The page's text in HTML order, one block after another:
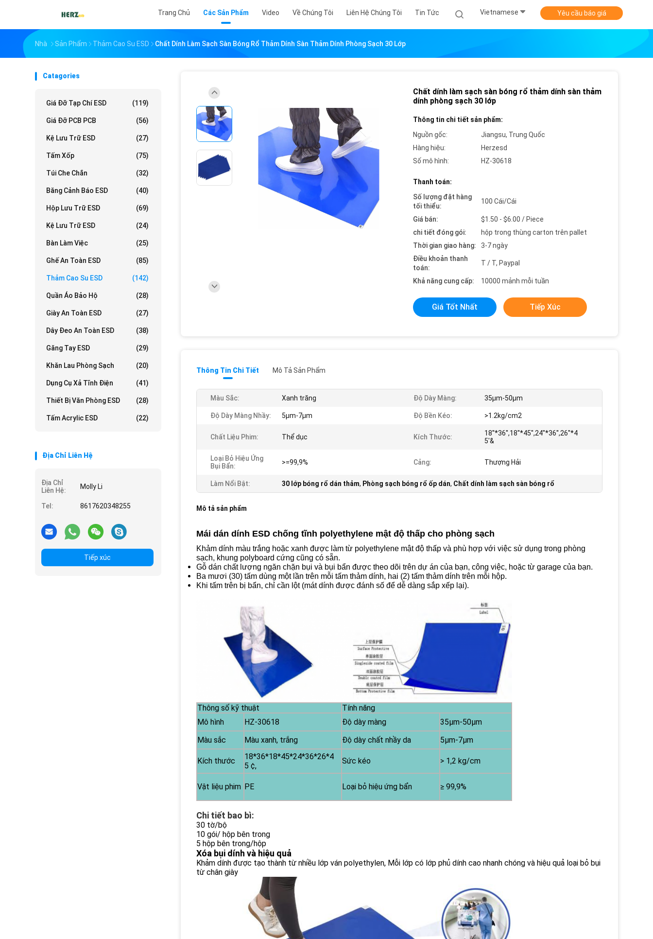
Trang Chủ Các Sản Phẩm Video Về Chúng Tôi Liên Hệ Chúng Tôi Tin Tức Vietnamese Yêu cầu báo giá
Nhà Sản Phẩm Thảm Cao Su ESD Chất Dính Làm Sạch Sàn Bóng Rổ Thảm Dính Sàn Thảm Dính Phòng Sạch 30 Lớp
Catagories
Giá Đỡ Tạp Chí ESD (119)
Giá Đỡ PCB PCB (56)
Kệ Lưu Trữ ESD (27)
Tấm Xốp (75)
Túi Che Chắn (32)
Băng Cảnh Báo ESD (40)
Hộp Lưu Trữ ESD (69)
Kệ Lưu Trữ ESD (24)
Bàn Làm Việc (25)
Ghế An Toàn ESD (85)
Thảm Cao Su ESD (142)
Quần Áo Bảo Hộ (28)
Giày An Toàn ESD (27)
Dây Đeo An Toàn ESD (38)
Găng Tay ESD (29)
Khăn Lau Phòng Sạch (20)
Dụng Cụ Xả Tĩnh Điện (41)
Thiết Bị Văn Phòng ESD (28)
Tấm Acrylic ESD (22)
Địa Chỉ Liên Hệ
Địa Chỉ
Liên Hệ:
Molly Li
Tel: 8617620348255
Tiếp xúc
Chất dính làm sạch sàn bóng rổ thảm dính sàn thảm
dính phòng sạch 30 lớp
Thông tin chi tiết sản phẩm:
Nguồn gốc:
Jiangsu, Trung Quốc
Hàng hiệu:
Herzesd
Số mô hình:
HZ-30618
Thanh toán:
Số lượng đặt hàng
tối thiểu:
100 Cái/Cái
Giá bán:
$1.50 - $6.00 / Piece
chi tiết đóng gói:
hộp trong thùng carton trên pallet
Thời gian giao hàng:
3-7 ngày
Điều khoản thanh
toán:
T / T, Paypal
Khả năng cung cấp: 10000 mảnh mỗi tuần
Giá Tốt Nhất Tiếp Xúc
Thông Tin Chi Tiết Mô Tả Sản Phẩm
Màu Sắc: Xanh trăng Độ Dày Màng: 35μm-50μm
Độ Dày Màng Nhầy: 5μm-7μm Độ Bền Kéo: >1.2kg/cm2
Chất Liệu Phim: Thể dục Kích Thước:
18''*36'',18''*45'',24''*36'',26''*4
5'&
Loại Bỏ Hiệu Ứng
Bụi Bẩn:
>=99,9% Cảng: Thượng Hải
Làm Nổi Bật: 30 lớp bóng rổ dán thảm, Phòng sạch bóng rổ ốp dán, Chất dính làm sạch sàn bóng rổ
Mô tả sản phẩm
Mái dán dính ESD chống tĩnh polyethylene mật độ thấp cho phòng sạch
Khảm dính màu trắng hoặc xanh được làm từ polyethylene mật độ thấp và phù hợp với việc sử dụng trong phòng
sạch, khung polyboard cứng cũng có sẵn.
Gỗ dán chất lượng ngăn chặn bụi và bụi bẩn được theo dõi trên dự án của bạn, công việc, hoặc từ garage của bạn.
Ba mươi (30) tấm dùng một lần trên mỗi tấm thảm dính, hai (2) tấm thảm dính trên mỗi hộp.
Khi tấm trên bị bẩn, chỉ cần lột (mát dính được đánh số để dễ dàng sắp xếp lại).
Thông số kỹ thuật
Tính năng
Mô hình
HZ-30618 Độ dày màng
35μm-50μm
Màu sắc
Màu xanh, trắng Độ dày chất nhầy da 5μm-7μm
Kích thước
18*36*18*45*24*36*26*4
5 ¢,
Sức kéo > 1,2 kg/cm
Vật liệu phim PE Loại bỏ hiệu ứng bẩn ≥ 99,9%
Chi tiết bao bì:
30 tờ/bộ
10 gói/ hộp bên trong
5 hộp bên trong/hộp
Xóa bụi dính và hiệu quả
Khảm dính được tạo thành từ nhiều lớp ván polyethylen, Mỗi lớp có lớp phủ dính cao nhanh chóng và hiệu quả loại bỏ bụi
từ chân giày